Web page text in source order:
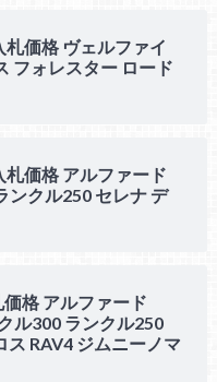
価格 ヴェルファイ
フォレスター ロード
価格 アルファード
ンクル250 セレナ デ
格 アルファード
ル300 ランクル250
RAV4 ジムニーノマ